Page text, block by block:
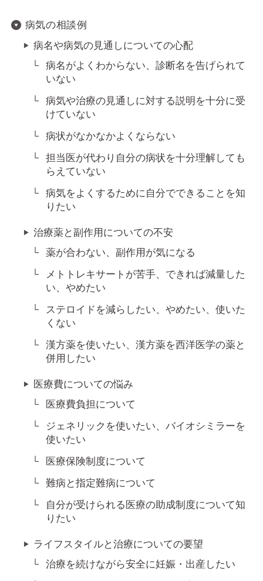
病気の相談例
病名や病気の見通しについての心配
病名がよくわからない、診断名を告げられて
いない
病気や治療の見通しに対する説明を十分に受
けていない
病状がなかなかよくならない
担当医が代わり自分の病状を十分理解しても
らえていない
病気をよくするために自分でできることを知
りたい
治療薬と副作用についての不安
薬が合わない、副作用が気になる
メトトレキサートが苦手、できれば減量した
い、やめたい
ステロイドを減らしたい、やめたい、使いた
くない
漢方薬を使いたい、漢方薬を西洋医学の薬と
併用したい
医療費についての悩み
医療費負担について
ジェネリックを使いたい、バイオシミラーを
使いたい
医療保険制度について
難病と指定難病について
自分が受けられる医療の助成制度について知
りたい
ライフスタイルと治療についての要望
治療を続けながら安全に妊娠・出産したい